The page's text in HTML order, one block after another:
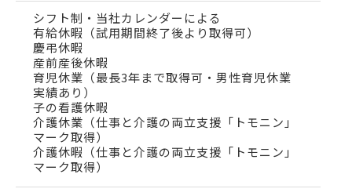
シフト制・当社カレンダーによる
有給休暇（試用期間終了後より取得可）
慶弔休暇
産前産後休暇
育児休業（最長3年まで取得可・男性育児休業
実績あり）
子の看護休暇
介護休業（仕事と介護の両立支援「トモニン」
マーク取得）
介護休暇（仕事と介護の両立支援「トモニン」
マーク取得）